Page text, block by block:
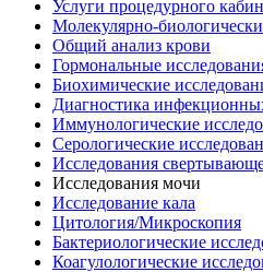
Услуги процедурного
Молекулярно-
Общий анализ крови
Гормональные
Биохимические
Диагностика
Иммунологические
Серологические
Исследования
Исследования мочи
Исследование кала
Цитология/Микроскопия
Бактериологические
Коагулологические